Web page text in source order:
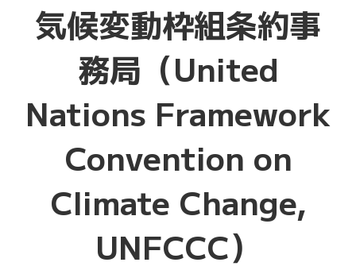
気候変動枠組条約事
務局（United
Nations Framework
Convention on
Climate Change,
UNFCCC）